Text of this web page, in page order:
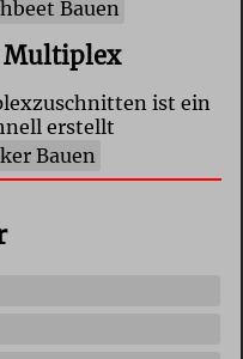
Bauen
Multiplex
ist ein
erstellt
Bauen